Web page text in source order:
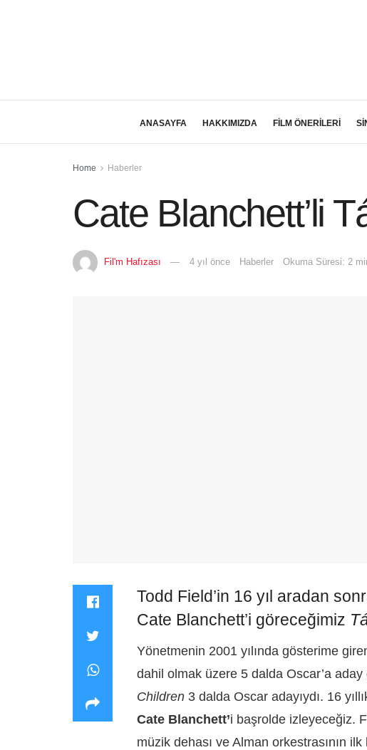
ANASAYFA HAKKIMIZDA FİLM ÖNERİLERİ
Home Haberler
Cate Blanchett’li
Fil'm Hafızası 4 yıl önce Haberler Okuma Süresi: 2
Todd Field’in 16 yıl aradan
Cate Blanchett’i göreceğimiz
Yönetmenin 2001 yılında gösterime
dahil olmak üzere 5 dalda Oscar’a
Children 3 dalda Oscar adayıydı. 16
Cate Blanchett’i başrolde izleyeceğiz.
müzik dehası ve Alman orkestrasının ilk